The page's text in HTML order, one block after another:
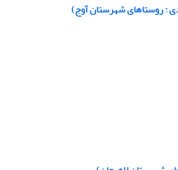
: روستاهای شهرستان آوج)